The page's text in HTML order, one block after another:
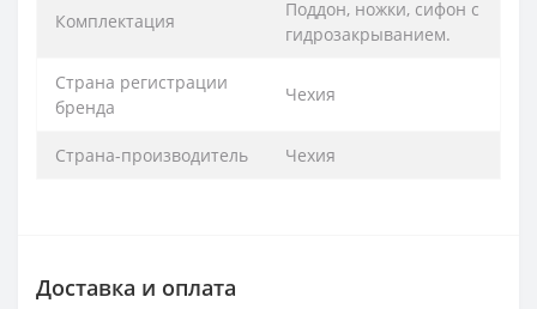
Комплектация
Поддон, ножки, сифон с
гидрозакрыванием.
Страна регистрации
бренда
Чехия
Страна-производитель Чехия
Доставка и оплата